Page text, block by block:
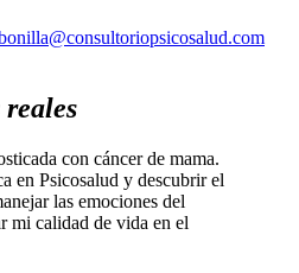
con cáncer de mama.
en Psicosalud y descubrir el
las emociones del
calidad de vida en el